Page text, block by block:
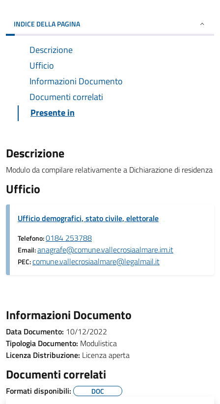
INDICE DELLA PAGINA
Descrizione
Ufficio
Informazioni Documento
Documenti correlati
Presente in
Descrizione
Modulo da compilare relativamente a Dichiarazione di residenza
Ufficio
Ufficio demografici, stato civile, elettorale
Telefono:0184 253788
Email:anagrafe@comune.vallecrosiaalmare.im.it
PEC:comune.vallecrosiaalmare@legalmail.it
Informazioni Documento
Data Documento: 10/12/2022
Tipologia Documento: Modulistica
Licenza Distribuzione: Licenza aperta
Documenti correlati
Formati disponibili: DOC